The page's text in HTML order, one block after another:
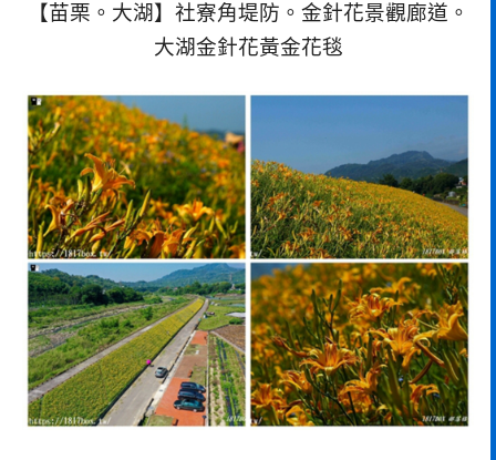
【苗栗。大湖】社寮角堤防。金針花景觀廊道。
大湖金針花黃金花毯